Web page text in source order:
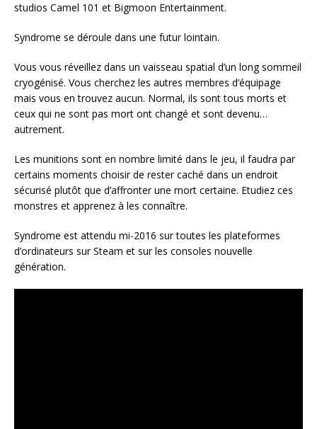
studios Camel 101 et Bigmoon Entertainment.
Syndrome se déroule dans une futur lointain.
Vous vous réveillez dans un vaisseau spatial d’un long sommeil
cryogénisé. Vous cherchez les autres membres d’équipage
mais vous en trouvez aucun. Normal, ils sont tous morts et
ceux qui ne sont pas mort ont changé et sont devenu…
autrement.
Les munitions sont en nombre limité dans le jeu, il faudra par
certains moments choisir de rester caché dans un endroit
sécurisé plutôt que d’affronter une mort certaine. Etudiez ces
monstres et apprenez à les connaître.
Syndrome est attendu mi-2016 sur toutes les plateformes
d’ordinateurs sur Steam et sur les consoles nouvelle
génération.